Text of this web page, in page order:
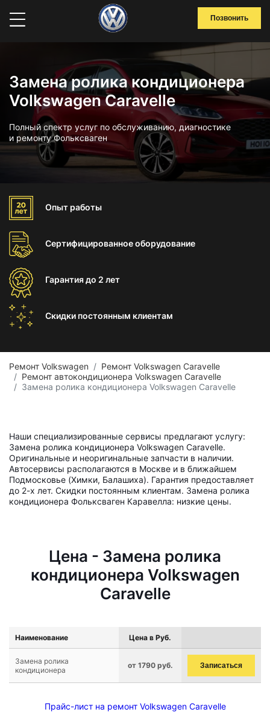
Позвонить
Замена ролика кондиционера
Volkswagen Caravelle
Полный спектр услуг по обслуживанию, диагностике
и ремонту Фольксваген
Опыт работы
Сертифицированноеоборудование
Гарантиядо 2 лет
Скидки постоянным клиентам
Ремонт Volkswagen
Ремонт Volkswagen Caravelle
Ремонт автокондиционера Volkswagen Caravelle
Замена ролика кондиционера Volkswagen Caravelle
Наши специализированные сервисы предлагают услугу:
Замена ролика кондиционера Volkswagen Caravelle.
Оригинальные и неоригинальные запчасти в наличии.
Автосервисы располагаются в Москве и в ближайшем
Подмосковье (Химки, Балашиха). Гарантия предоставляет
до 2-х лет. Скидки постоянным клиентам. Замена ролика
кондиционера Фольксваген Каравелла: низкие цены.
Цена - Замена ролика
кондиционера Volkswagen
Caravelle
Наименование Цена в Руб.
Замена ролика
кондиционера
от 1790 руб. Записаться
Прайс-лист на ремонт Volkswagen Caravelle